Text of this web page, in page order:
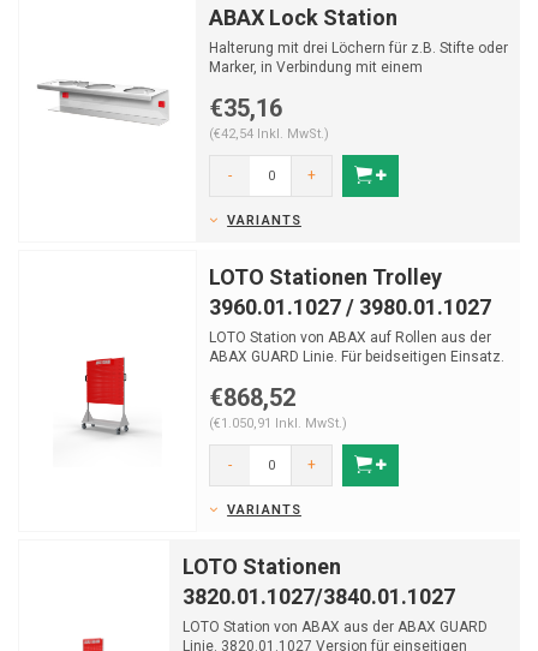
ABAX Lock Station
Halterung mit drei Löchern für z.B. Stifte oder
Marker, in Verbindung mit einem
€35,16
(€42,54 Inkl. MwSt.)
- +
VARIANTS
LOTO Stationen Trolley
3960.01.1027 / 3980.01.1027
LOTO Station von ABAX auf Rollen aus der
ABAX GUARD Linie. Für beidseitigen Einsatz.
€868,52
(€1.050,91 Inkl. MwSt.)
- +
VARIANTS
LOTO Stationen
3820.01.1027/3840.01.1027
LOTO Station von ABAX aus der ABAX GUARD
Linie. 3820.01.1027 Version für einseitigen